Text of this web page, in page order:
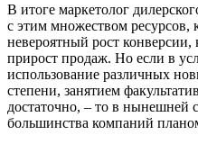
В итоге маркетолог
с этим множеством
невероятный рост
прирост продаж. Но если в
использование различных
степени, занятием
достаточно, – то в нынешней
большинства компаний